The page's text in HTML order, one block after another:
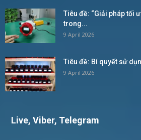
Tiêu đề: “Giải pháp tối
trong...
9 April 2026
Tiêu đề: Bí quyết sử
9 April 2026
Live, Viber, Telegram